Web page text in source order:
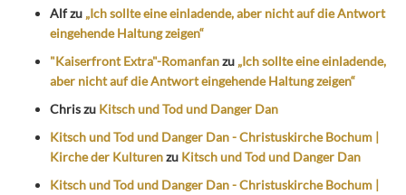
Alfzu „Ich sollte eine einladende, aber nicht auf die Antwort
eingehende Haltung zeigen“
"Kaiserfront Extra"-Romanfanzu „Ich sollte eine einladende,
aber nicht auf die Antwort eingehende Haltung zeigen“
Chriszu Kitsch und Tod und Danger Dan
Kitsch und Tod und Danger Dan - Christuskirche Bochum |
Kirche der Kulturenzu Kitsch und Tod und Danger Dan
Kitsch und Tod und Danger Dan - Christuskirche Bochum |